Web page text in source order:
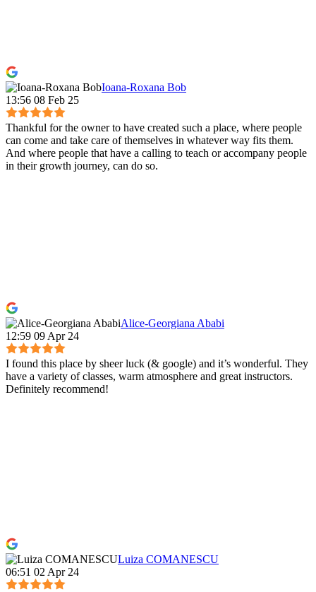
Ioana-Roxana Bob
13:56 08 Feb 25
Thankful for the owner to have created such a place, where people
can come and take care of themselves in whatever way fits them.
And where people that have a calling to teach or accompany people
in their growth journey, can do so.
Alice-Georgiana Ababi
12:59 09 Apr 24
I found this place by sheer luck (& google) and it’s wonderful. They
have a variety of classes, warm atmosphere and great instructors.
Definitely recommend!
Luiza COMANESCU
06:51 02 Apr 24